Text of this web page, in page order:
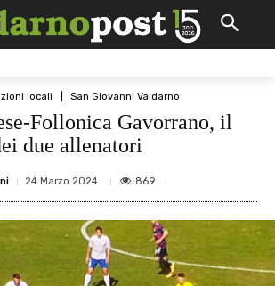
locali San Giovanni Valdarno
Follonica Gavorrano, il
due allenatori
24 Marzo 2024 869